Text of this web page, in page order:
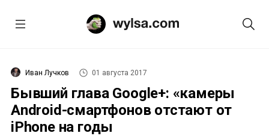
Иван Лучков 01 августа 2017
Бывший глава Google+: «камеры
Android-смартфонов отстают от
iPhone на годы